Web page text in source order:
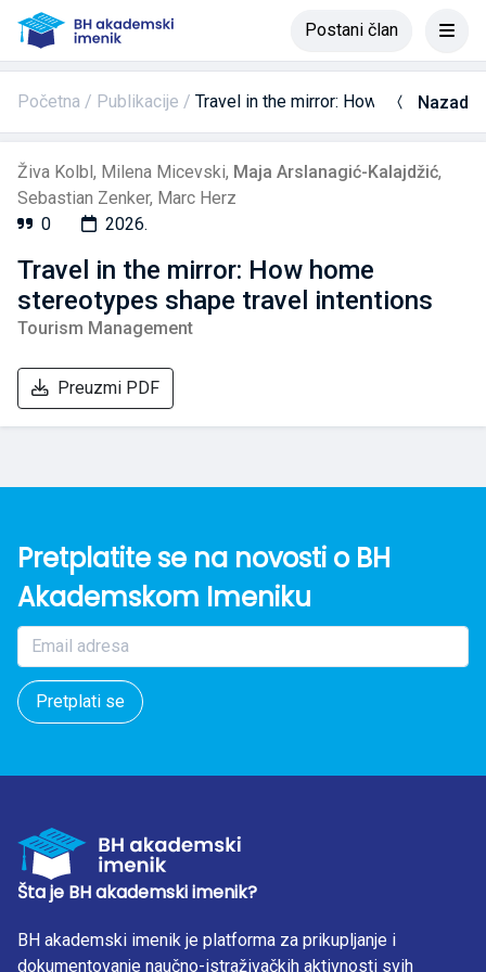
Postani član
Početna Publikacije Travel in the mirror: How homeNazad
Živa Kolbl, Milena Micevski, Maja Arslanagić-Kalajdžić,
Sebastian Zenker, Marc Herz
0
2026.
Travel in the mirror: How home
stereotypes shape travel intentions
Tourism Management
Preuzmi PDF
Pretplatite se na novosti o BH
Akademskom Imeniku
Pretplati se
Šta je BH akademski imenik?
BH akademski imenik je platforma za prikupljanje i
dokumentovanje naučno-istraživačkih aktivnosti svih